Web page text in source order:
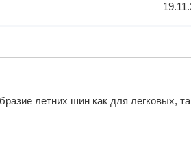
летних шин как для легковых,